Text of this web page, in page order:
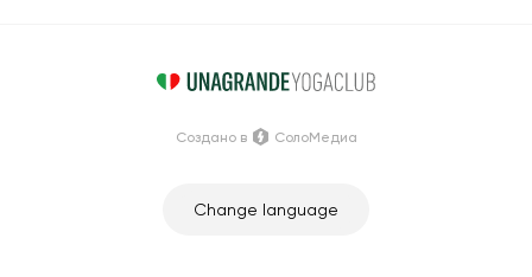
Change language
Создано в СолоМедиа